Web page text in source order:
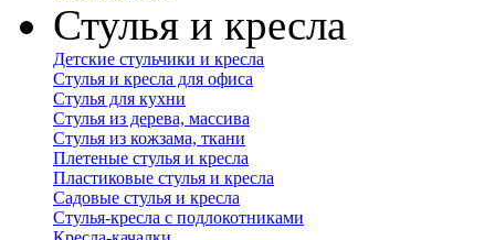
Стулья и кресла
Детские стульчики и кресла
Стулья и кресла для офиса
Стулья для кухни
Стулья из дерева, массива
Стулья из кожзама, ткани
Плетеные стулья и кресла
Пластиковые стулья и кресла
Садовые стулья и кресла
Стулья-кресла с подлокотниками